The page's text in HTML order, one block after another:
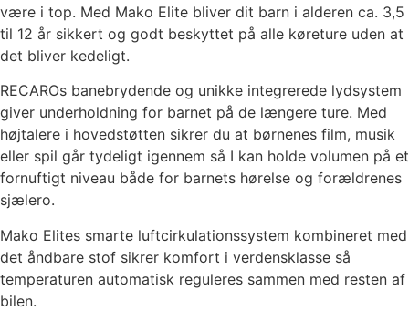
være i top. Med Mako Elite bliver dit barn i alderen ca. 3,5
til 12 år sikkert og godt beskyttet på alle køreture uden at
det bliver kedeligt.
RECAROs banebrydende og unikke integrerede lydsystem
giver underholdning for barnet på de længere ture. Med
højtalere i hovedstøtten sikrer du at børnenes film, musik
eller spil går tydeligt igennem så I kan holde volumen på et
fornuftigt niveau både for barnets hørelse og forældrenes
sjælero.
Mako Elites smarte luftcirkulationssystem kombineret med
det åndbare stof sikrer komfort i verdensklasse så
temperaturen automatisk reguleres sammen med resten af
bilen.